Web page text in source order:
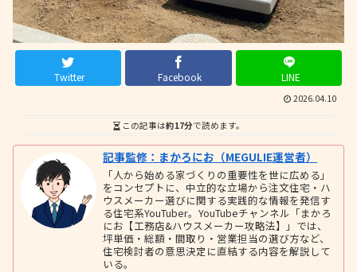
Twitter Facebook LINE
2026.04.10
この記事は約17分で読めます。
記事監修：まかろにお（MEGULIE運営者）
「人から始める家づくりの重要性を世に広める」
をコンセプトに、中立的な立場から注文住宅・ハ
ウスメーカー選びに関する実践的な情報を発信す
る住宅系YouTuber。YouTubeチャンネル「まかろ
にお【工務店&ハウスメーカー攻略法】」では、
坪単価・総額・間取り・営業担当の選び方など、
住宅検討者の意思決定に直結する内容を解説して
いる。